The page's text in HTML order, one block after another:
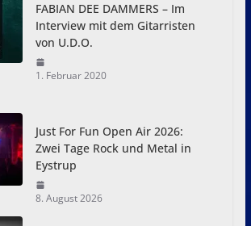
FABIAN DEE DAMMERS – Im
Interview mit dem Gitarristen
von U.D.O.
1. Februar 2020
Just For Fun Open Air 2026:
Zwei Tage Rock und Metal in
Eystrup
8. August 2026